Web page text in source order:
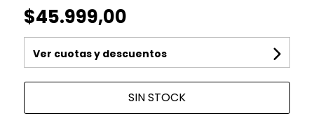
$45.999,00
Ver cuotas y descuentos
SIN STOCK